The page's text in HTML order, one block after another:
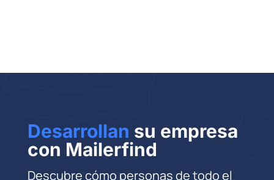
Desarrollan su empresa
con Mailerfind
Descubre cómo personas de todo el